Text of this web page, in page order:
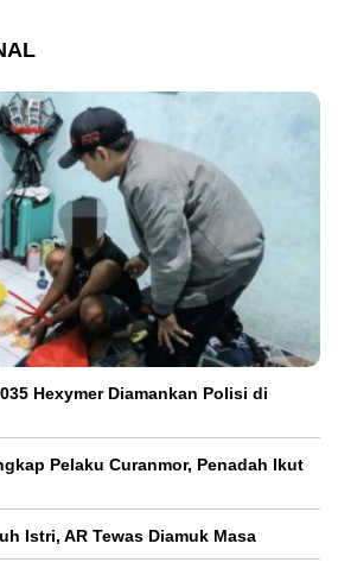
Hexymer Diamankan Polisi di
Pelaku Curanmor, Penadah Ikut
Istri, AR Tewas Diamuk Masa